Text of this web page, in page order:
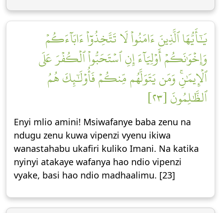
يَٰٓأَيُّهَا ٱلَّذِينَ ءَامَنُواْ لَا تَتَّخِذُوٓاْ ءَابَآءَكُمۡ
وَإِخۡوَٰنَكُمۡ أَوۡلِيَآءَ إِنِ ٱسۡتَحَبُّواْ ٱلۡكُفۡرَ عَلَى
ٱلۡإِيمَٰنِۚ وَمَن يَتَوَلَّهُم مِّنكُمۡ فَأُوْلَٰٓئِكَ هُمُ
ٱلظَّٰلِمُونَ [٢٣]
Enyi mlio amini! Msiwafanye baba zenu na
ndugu zenu kuwa vipenzi vyenu ikiwa
wanastahabu ukafiri kuliko Imani. Na katika
nyinyi atakaye wafanya hao ndio vipenzi
vyake, basi hao ndio madhaalimu. [23]